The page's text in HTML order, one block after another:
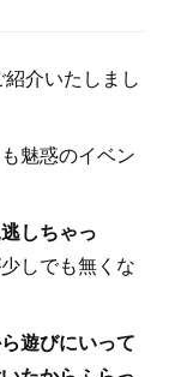
介いたしまし
魅惑のイベン
しちゃっ
しでも無くな
遊びにいって